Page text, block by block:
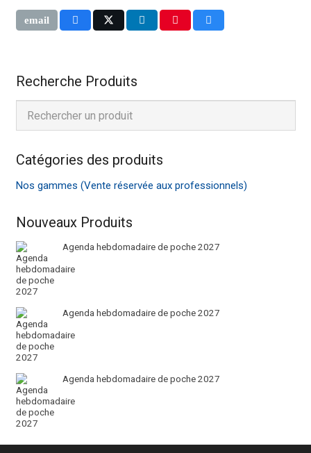
Recherche Produits
Catégories des produits
Nos gammes (Vente réservée aux professionnels)
Nouveaux Produits
Agenda hebdomadaire de poche 2027
Agenda hebdomadaire de poche 2027
Agenda hebdomadaire de poche 2027